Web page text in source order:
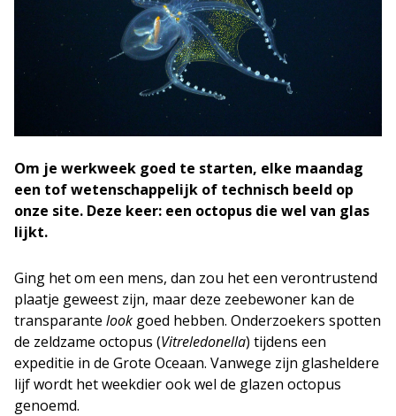
Om je werkweek goed te starten, elke maandag
een tof wetenschappelijk of technisch beeld op
onze site. Deze keer: een octopus die wel van glas
lijkt.
Ging het om een mens, dan zou het een verontrustend
plaatje geweest zijn, maar deze zeebewoner kan de
transparante look goed hebben. Onderzoekers spotten
de zeldzame octopus (Vitreledonella) tijdens een
expeditie in de Grote Oceaan. Vanwege zijn glasheldere
lijf wordt het weekdier ook wel de glazen octopus
genoemd.